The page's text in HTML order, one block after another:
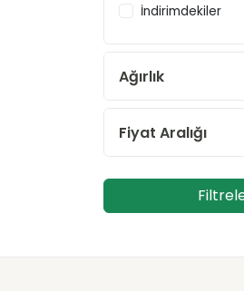
İndirimdekiler
Ağırlık
Fiyat Aralığı